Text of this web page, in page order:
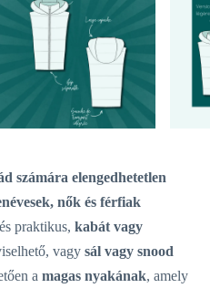
számára elengedhetetlen
nők és férfiak
praktikus, kabát vagy
vagy sál vagy snood
a magas nyakának, amely